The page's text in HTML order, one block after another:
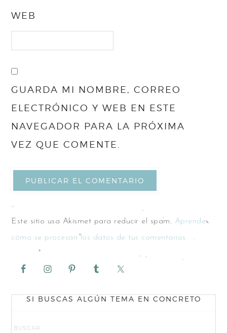
WEB
GUARDA MI NOMBRE, CORREO
ELECTRÓNICO Y WEB EN ESTE
NAVEGADOR PARA LA PRÓXIMA
VEZ QUE COMENTE.
Este sitio usa Akismet para reducir el spam. Aprende
cómo se procesan los datos de tus comentarios.
SI BUSCAS ALGÚN TEMA EN CONCRETO